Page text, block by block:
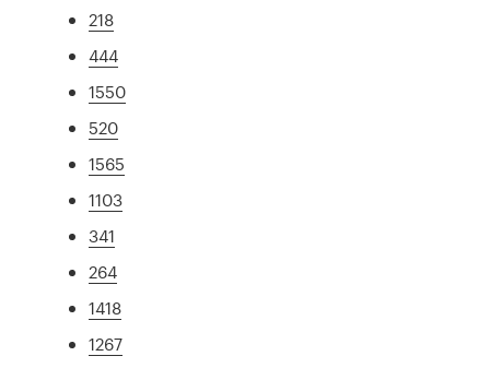
218
444
1550
520
1565
1103
341
264
1418
1267